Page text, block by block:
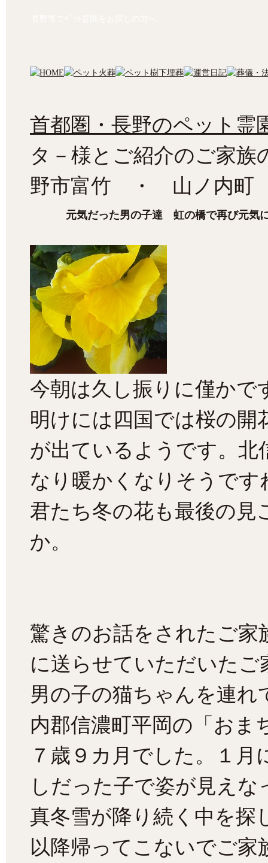
首都圏・長野のペット霊
タ－様とご紹介のご家
野市富竹 ・ 山ノ内町
元気だった男の子達 虹の橋で再び元気
今朝は久し振りに僅かで
明けには四国では桜の開
が出ているようです。北
なり暖かくなりそうです
君たち冬の花も最後の
か。
驚きのお話をされたご家
に送らせていただいたご
男の子の猫ちゃんを連
内郡信濃町平岡の「おま
７歳９カ月でした。１
しだった子で姿が見えな
真冬雪が降り続く中を
以降帰ってこないでご